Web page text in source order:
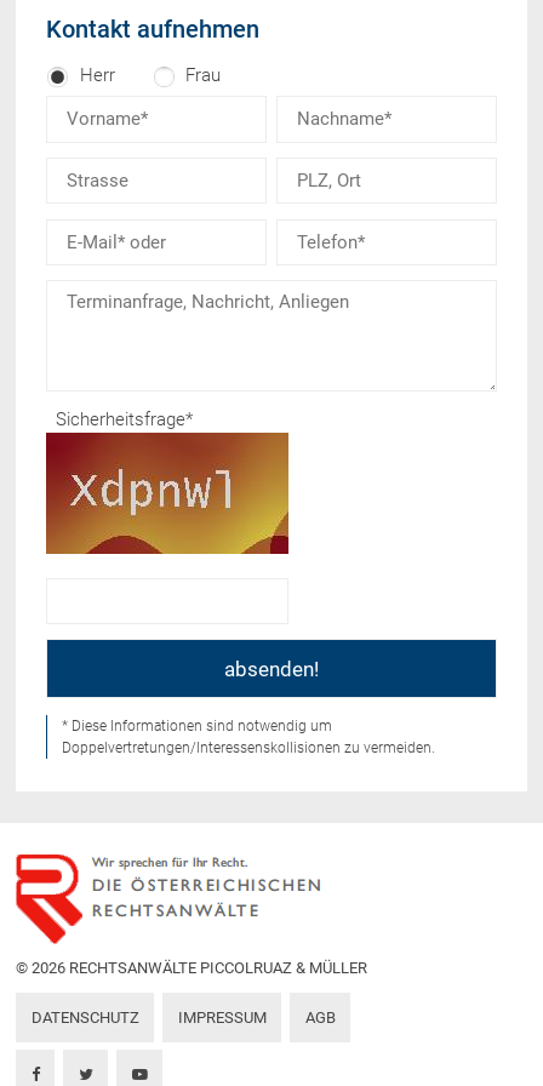
Kontakt aufnehmen
Herr Frau
Sicherheitsfrage*
* Diese Informationen sind notwendig um
Doppelvertretungen/Interessenskollisionen zu vermeiden.
© 2026 RECHTSANWÄLTE PICCOLRUAZ & MÜLLER
DATENSCHUTZ IMPRESSUM AGB